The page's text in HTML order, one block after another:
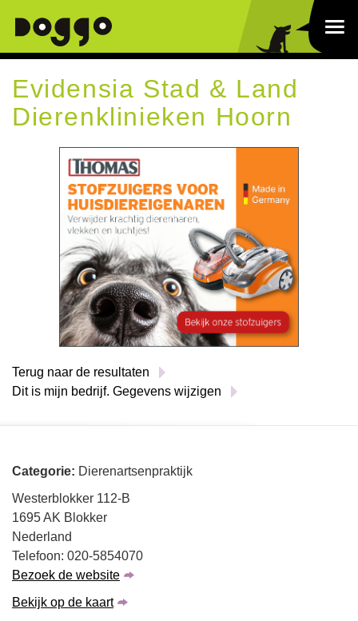
Evidensia Stad & Land
Dierenklinieken Hoorn
Terug naar de resultaten
Dit is mijn bedrijf. Gegevens wijzigen
Categorie: Dierenartsenpraktijk
Westerblokker 112-B
1695 AK Blokker
Nederland
Telefoon: 020-5854070
Bezoek de website
Bekijk op de kaart